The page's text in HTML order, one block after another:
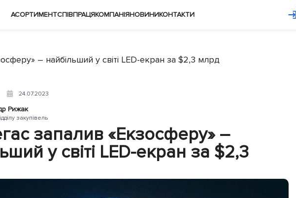
АСОРТИМЕНТСПІВПРАЦЯКОМПАНІЯНОВИНИКОНТАКТИ
– найбільший у світі LED-екран за $2,3 млрд
24.07.2023
Рижак
закупівель
запалив «Екзосферу» –
у світі LED-екран за $2,3